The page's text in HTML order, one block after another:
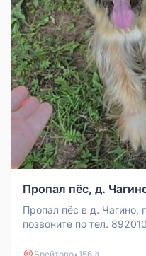
Пропал пёс, д.
Пропал пёс в д. Чагино,
позвоните по тел.